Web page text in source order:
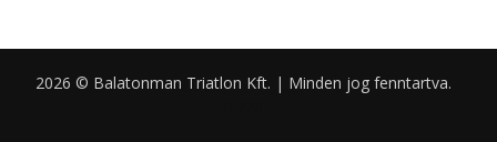
2026 © Balatonman Triatlon Kft. | Minden jog fenntartva.